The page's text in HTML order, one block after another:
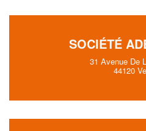
SOCIÉTÉ
31 Avenue De
44120